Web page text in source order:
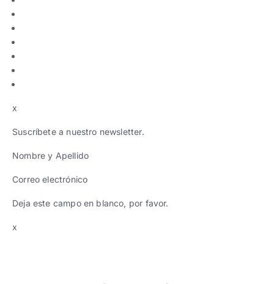
x
Suscríbete a nuestro newsletter.
Nombre y Apellido
Correo electrónico
Deja este campo en blanco, por favor.
x